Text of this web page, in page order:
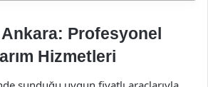
Profesyonel
Hizmetleri